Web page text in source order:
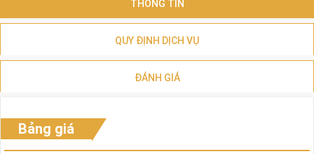
THÔNG TIN
QUY ĐỊNH DỊCH VỤ
ĐÁNH GIÁ
Bảng giá